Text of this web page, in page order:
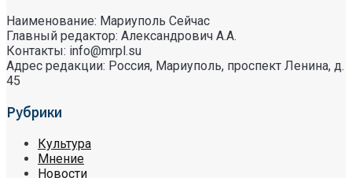
Наименование: Мариуполь Сейчас
Главный редактор: Александрович А.А.
Контакты: info@mrpl.su
Адрес редакции: Россия, Мариуполь, проспект Ленина, д.
45
Рубрики
Культура
Мнение
Новости